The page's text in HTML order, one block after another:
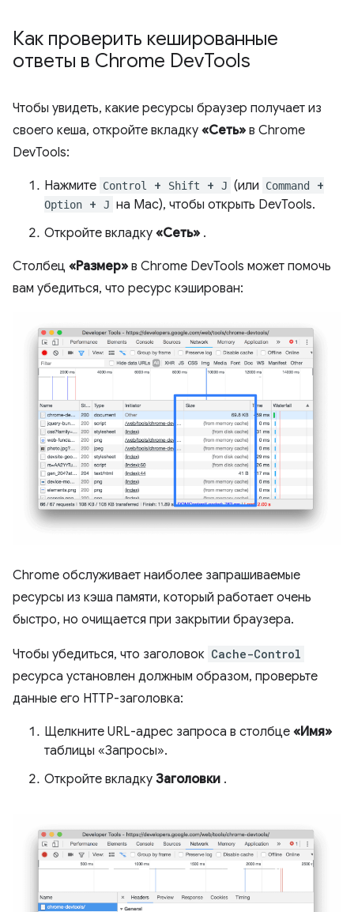
Как проверить кешированные
ответы в Chrome DevTools
Чтобы увидеть, какие ресурсы браузер получает из
своего кеша, откройте вкладку «Сеть» в Chrome
DevTools:
Нажмите Control + Shift + J (или Command +
Option + J на ​​Mac), чтобы открыть DevTools.
Откройте вкладку «Сеть» .
Столбец «Размер» в Chrome DevTools может помочь
вам убедиться, что ресурс кэширован:
Chrome обслуживает наиболее запрашиваемые
ресурсы из кэша памяти, который работает очень
быстро, но очищается при закрытии браузера.
Чтобы убедиться, что заголовок Cache-Control
ресурса установлен должным образом, проверьте
данные его HTTP-заголовка:
Щелкните URL-адрес запроса в столбце «Имя»
таблицы «Запросы».
Откройте вкладку Заголовки .